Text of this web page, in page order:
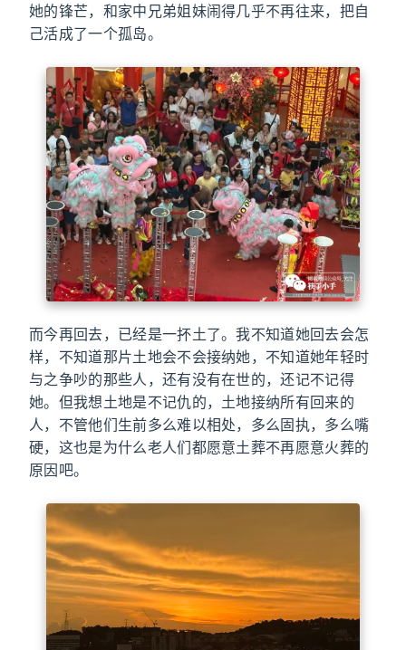
她的锋芒，和家中兄弟姐妹闹得几乎不再往来，把自
己活成了一个孤岛。
而今再回去，已经是一抔土了。我不知道她回去会怎
样，不知道那片土地会不会接纳她，不知道她年轻时
与之争吵的那些人，还有没有在世的，还记不记得
她。但我想土地是不记仇的，土地接纳所有回来的
人，不管他们生前多么难以相处，多么固执，多么嘴
硬，这也是为什么老人们都愿意土葬不再愿意火葬的
原因吧。